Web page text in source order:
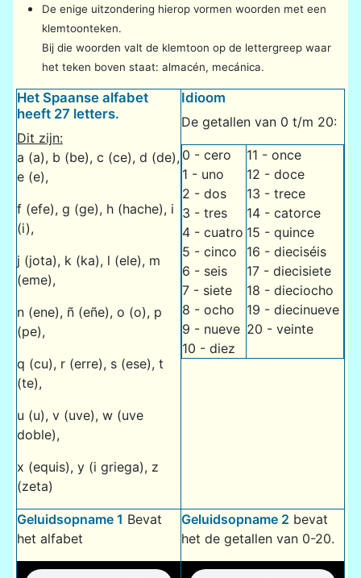
De enige uitzondering hierop vormen woorden met een
klemtoonteken.
Bij die woorden valt de klemtoon op de lettergreep waar
het teken boven staat: almacén, mecánica.
Het Spaanse alfabet
heeft 27 letters.
Dit zijn:
a (a), b (be), c (ce), d (de),
e (e),
f (efe), g (ge), h (hache), i
(i),
j (jota), k (ka), l (ele), m
(eme),
n (ene), ñ (eñe), o (o), p
(pe),
q (cu), r (erre), s (ese), t
(te),
u (u), v (uve), w (uve
doble),
x (equis), y (i griega), z
(zeta)
Idioom
De getallen van 0 t/m 20:
0 - cero
1 - uno
2 - dos
3 - tres
4 - cuatro
5 - cinco
6 - seis
7 - siete
8 - ocho
9 - nueve
10 - diez
11 - once
12 - doce
13 - trece
14 - catorce
15 - quince
16 - dieciséis
17 - diecisiete
18 - dieciocho
19 - diecinueve
20 - veinte
Geluidsopname 1 Bevat
het alfabet
Geluidsopname 2 bevat
het de getallen van 0-20.